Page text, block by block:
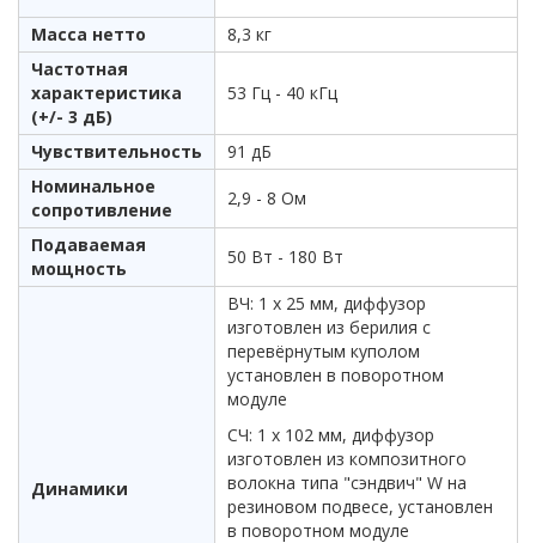
Масса нетто
8,3 кг
Частотная
характеристика
(+/- 3 дБ)
53 Гц - 40 кГц
Чувствительность
91 дБ
Номинальное
сопротивление
2,9 - 8 Ом
Подаваемая
мощность
50 Вт - 180 Вт
Динамики
ВЧ: 1 х 25 мм, диффузор
изготовлен из берилия с
перевёрнутым куполом
установлен в поворотном
модуле
СЧ: 1 х 102 мм, диффузор
изготовлен из композитного
волокна типа "сэндвич" W на
резиновом подвесе, установлен
в поворотном модуле